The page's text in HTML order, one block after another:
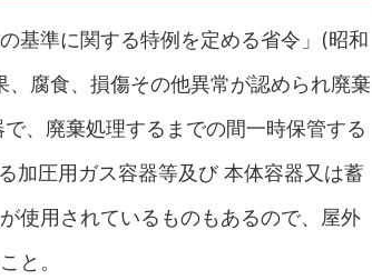
基準に関する特例を定める省令」(昭和
腐食、損傷その他異常が認められ廃棄
、廃棄処理するまでの間一時保管する
加圧用ガス容器等及び 本体容器又は蓄
使用されているものもあるので、屋外
と。